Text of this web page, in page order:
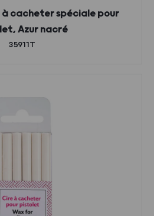
à cacheter spéciale pour
Azur nacré
35911T